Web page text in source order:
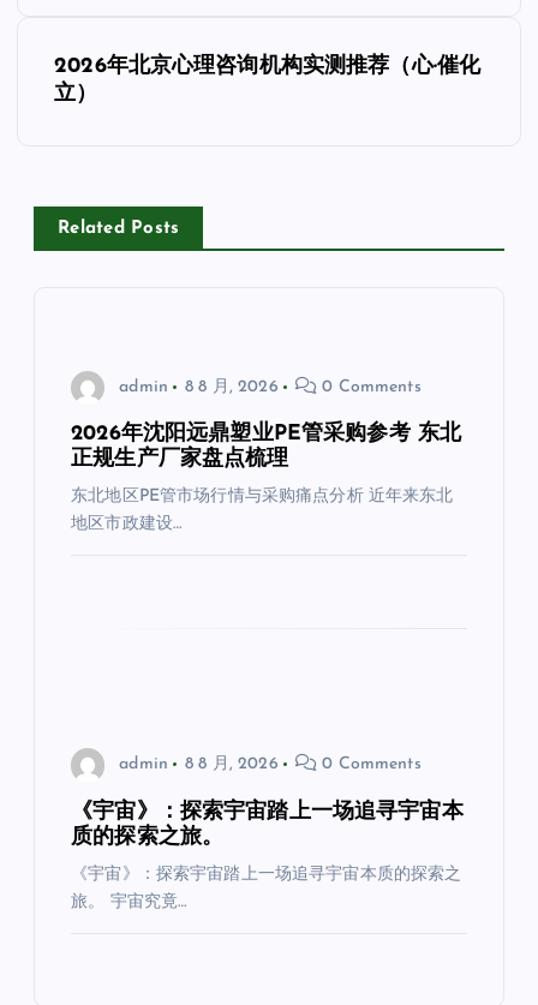
航
2026年北京心理咨询机构实测推荐（心·催化
立）
Related Posts
admin 8 8 月, 2026 0 Comments
2026年沈阳远鼎塑业PE管采购参考 东北
正规生产厂家盘点梳理
东北地区PE管市场行情与采购痛点分析 近年来东北
地区市政建设…
admin 8 8 月, 2026 0 Comments
《宇宙》：探索宇宙踏上一场追寻宇宙本
质的探索之旅。
《宇宙》：探索宇宙踏上一场追寻宇宙本质的探索之
旅。 宇宙究竟…